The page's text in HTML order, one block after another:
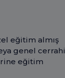
eğitim almış
genel cerrahi
eğitim